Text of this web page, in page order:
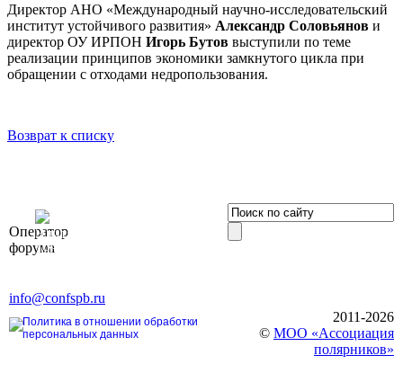
Директор АНО «Международный научно-исследовательский
институт устойчивого развития» Александр Соловьянов и
директор ОУ ИРПОН Игорь Бутов выступили по теме
реализации принципов экономики замкнутого цикла при
обращении с отходами недропользования.
Возврат к списку
Оператор
форума
Элит»
196191, г. Санкт-Петербург,
info@confspb.ru
Политика в отношении обработки
персональных данных
2011-2026
© МОО «Ассоциация
полярников»